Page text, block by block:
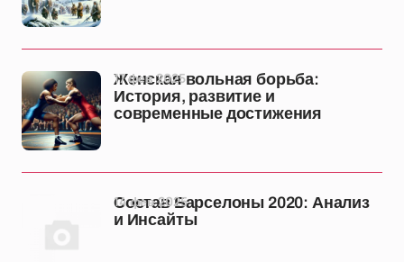
Женская вольная борьба:
История, развитие и
современные достижения
17 фев 2025
Состав Барселоны 2020: Анализ
и Инсайты
14 фев 2025